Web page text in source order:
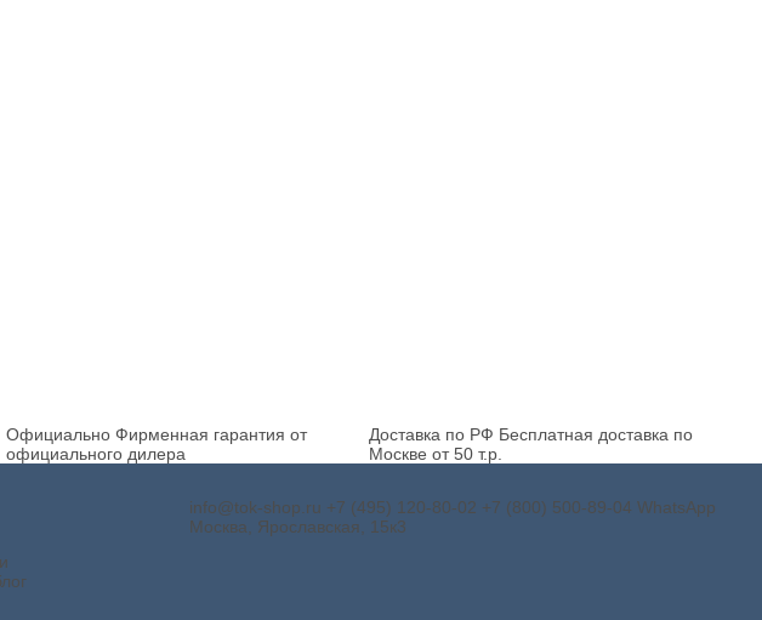
Официально Фирменная гарантия от
официального дилера
Доставка по РФ Бесплатная доставка по
Москве от 50 т.р.
info@tok-shop.ru +7 (495) 120-80-02 +7 (800) 500-89-04 WhatsApp
Москва, Ярославская, 15к3